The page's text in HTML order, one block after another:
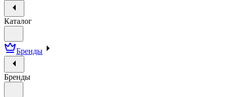
Каталог
Бренды
Бренды